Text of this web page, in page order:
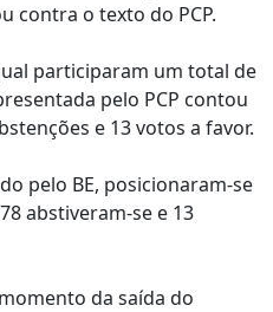
contra o texto do PCP.
participaram um total de
pelo PCP contou
e 13 votos a favor.
pelo BE, posicionaram-se
abstiveram-se e 13
da saída do